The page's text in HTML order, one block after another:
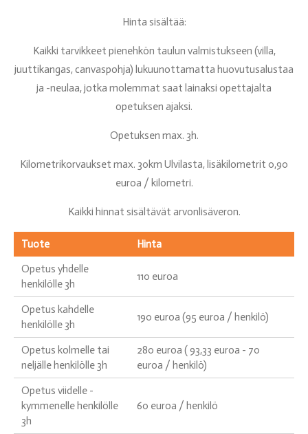
Hinta sisältää:
Kaikki tarvikkeet pienehkön taulun valmistukseen (villa,
juuttikangas, canvaspohja) lukuunottamatta huovutusalustaa
ja -neulaa, jotka molemmat saat lainaksi opettajalta
opetuksen ajaksi.
Opetuksen max. 3h.
Kilometrikorvaukset max. 30km Ulvilasta, lisäkilometrit 0,90
euroa / kilometri.
Kaikki hinnat sisältävät arvonlisäveron.
Tuote
Hinta
Opetus yhdelle
henkilölle 3h
110 euroa
Opetus kahdelle
henkilölle 3h
190 euroa (95 euroa / henkilö)
Opetus kolmelle tai
neljälle henkilölle 3h
280 euroa ( 93,33 euroa - 70
euroa / henkilö)
Opetus viidelle -
kymmenelle henkilölle
3h
60 euroa / henkilö